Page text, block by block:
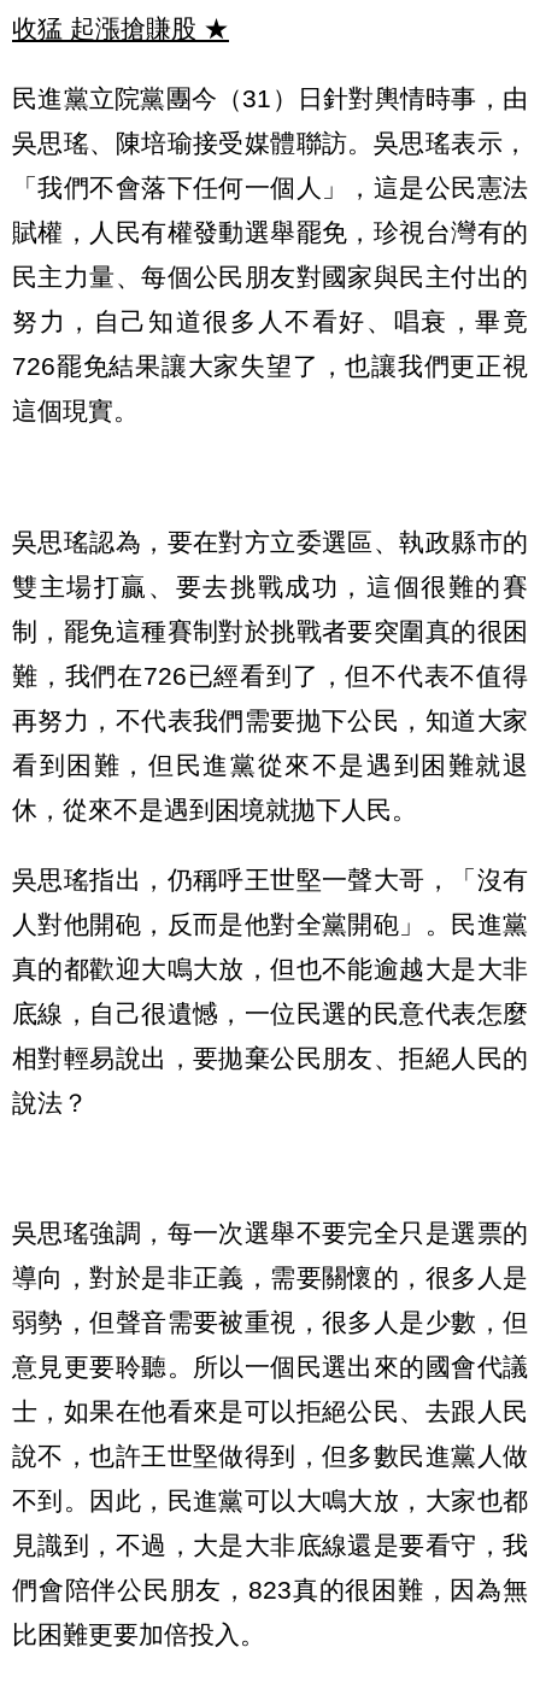
收猛 起漲搶賺股 ★
民進黨立院黨團今（31）日針對輿情時事，由
吳思瑤、陳培瑜接受媒體聯訪。吳思瑤表示，
「我們不會落下任何一個人」，這是公民憲法
賦權，人民有權發動選舉罷免，珍視台灣有的
民主力量、每個公民朋友對國家與民主付出的
努力，自己知道很多人不看好、唱衰，畢竟
726罷免結果讓大家失望了，也讓我們更正視
這個現實。
吳思瑤認為，要在對方立委選區、執政縣市的
雙主場打贏、要去挑戰成功，這個很難的賽
制，罷免這種賽制對於挑戰者要突圍真的很困
難，我們在726已經看到了，但不代表不值得
再努力，不代表我們需要拋下公民，知道大家
看到困難，但民進黨從來不是遇到困難就退
休，從來不是遇到困境就拋下人民。
吳思瑤指出，仍稱呼王世堅一聲大哥，「沒有
人對他開砲，反而是他對全黨開砲」。民進黨
真的都歡迎大鳴大放，但也不能逾越大是大非
底線，自己很遺憾，一位民選的民意代表怎麼
相對輕易說出，要拋棄公民朋友、拒絕人民的
說法？
吳思瑤強調，每一次選舉不要完全只是選票的
導向，對於是非正義，需要關懷的，很多人是
弱勢，但聲音需要被重視，很多人是少數，但
意見更要聆聽。所以一個民選出來的國會代議
士，如果在他看來是可以拒絕公民、去跟人民
說不，也許王世堅做得到，但多數民進黨人做
不到。因此，民進黨可以大鳴大放，大家也都
見識到，不過，大是大非底線還是要看守，我
們會陪伴公民朋友，823真的很困難，因為無
比困難更要加倍投入。